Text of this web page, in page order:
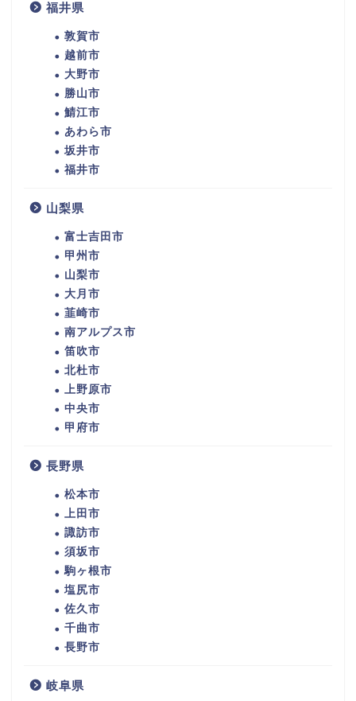
福井県
敦賀市
越前市
大野市
勝山市
鯖江市
あわら市
坂井市
福井市
山梨県
富士吉田市
甲州市
山梨市
大月市
韮崎市
南アルプス市
笛吹市
北杜市
上野原市
中央市
甲府市
長野県
松本市
上田市
諏訪市
須坂市
駒ヶ根市
塩尻市
佐久市
千曲市
長野市
岐阜県